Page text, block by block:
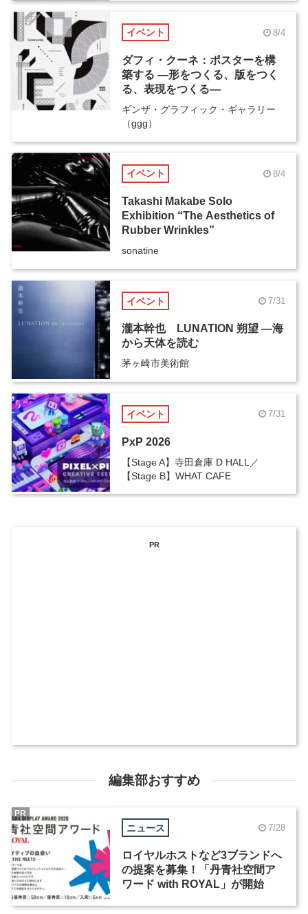
イベント 8/4
ダフィ・クーネ：ポスターを構
築する ―形をつくる、版をつく
る、表現をつくる―
ギンザ・グラフィック・ギャラリー
（ggg）
イベント 8/4
Takashi Makabe Solo
Exhibition “The Aesthetics of
Rubber Wrinkles”
sonatine
イベント 7/31
瀧本幹也 LUNATION 朔望 ―海
から天体を読む
茅ヶ崎市美術館
イベント 7/31
PxP 2026
【Stage A】寺田倉庫 D HALL／
【Stage B】WHAT CAFE
PR
編集部おすすめ
ニュース 7/28
ロイヤルホストなど3ブランドへ
の提案を募集！「丹青社空間ア
ワード with ROYAL」が開始
PR